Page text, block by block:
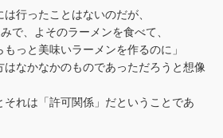
行ったことはないのだが、
で、よそのラーメンを食べて、
もっと美味いラーメンを作るのに」
はなかなかのものであっただろうと想像
それは「許可関係」だということであ